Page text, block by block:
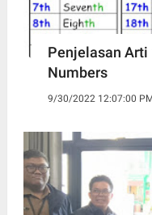
Penjelasan Arti
Numbers
9/30/2022 12:07:00